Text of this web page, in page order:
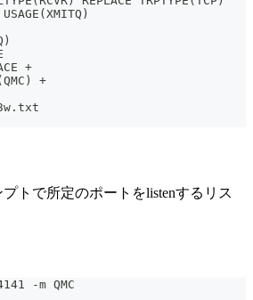
+
+
トで所定のポートをlistenするリス
-m QMC